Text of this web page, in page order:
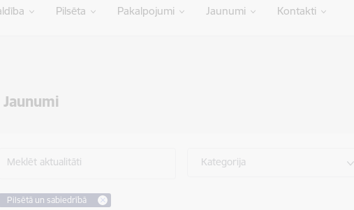
Pilsēta Pakalpojumi Jaunumi Kontakti
Jaunumi
Meklēt aktualitāti Kategorija
Pilsētā un sabiedrībā